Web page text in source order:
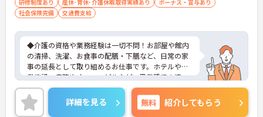
研修制度あり
産休･育休･介護休暇取得実績あり
ボーナス・賞与あり
社会保険完備
交通費支給
◆介護の資格や業務経験は一切不問！お部屋や館内
の清掃、洗濯、お食事の配膳・下膳など、日常の家
事の延長として取り組めるお仕事です。ホテルや商
業施設、病院やオフィスビルなど、異業種での清
掃・クリーニング経験がある方もスキルを存分に活
かしてご活躍いただけます。
◆安定の正社員雇用で、賞与年2回や最大5万円の通
詳細を見る 無料 紹介してもらう